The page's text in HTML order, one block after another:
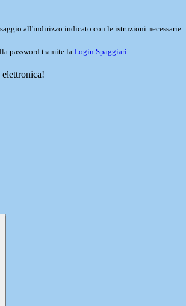
all'indirizzo indicato con le istruzioni necessarie.
password tramite la Login Spaggiari